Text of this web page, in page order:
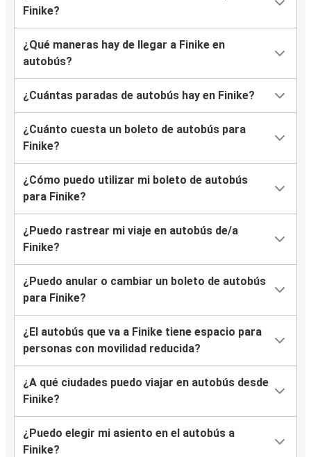
Finike?
¿Qué maneras hay de llegar a Finike en
autobús?
¿Cuántas paradas de autobús hay en Finike?
¿Cuánto cuesta un boleto de autobús para
Finike?
¿Cómo puedo utilizar mi boleto de autobús
para Finike?
¿Puedo rastrear mi viaje en autobús de/a
Finike?
¿Puedo anular o cambiar un boleto de autobús
para Finike?
¿El autobús que va a Finike tiene espacio para
personas con movilidad reducida?
¿A qué ciudades puedo viajar en autobús desde
Finike?
¿Puedo elegir mi asiento en el autobús a
Finike?